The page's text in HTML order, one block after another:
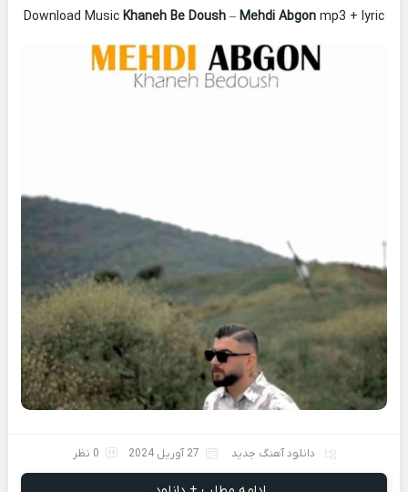
Download Music Khaneh Be Doush – Mehdi Abgon mp3 + lyric
دانلود آهنگ جدید 27 آوریل 2024 0 نظر